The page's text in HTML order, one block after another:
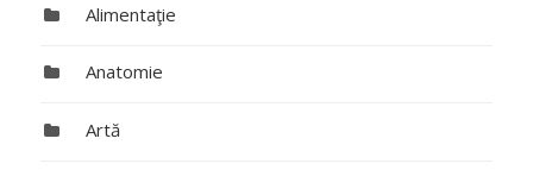
Alimentaţie
Anatomie
Artă